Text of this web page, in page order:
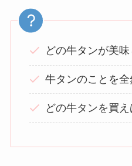
どの牛タンが美味
牛タンのことを全
どの牛タンを買